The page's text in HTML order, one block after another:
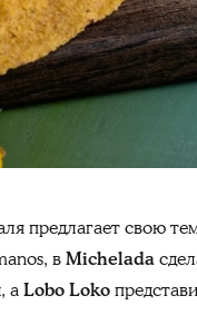
предлагает свою
вMichelada
аLobo Loko